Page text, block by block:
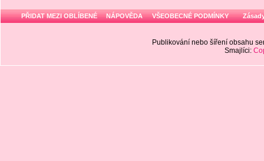
PŘIDAT MEZI OBLÍBENÉ NÁPOVĚDA VŠEOBECNÉ PODMÍNKY
Publikování nebo šíření obsahu
Smajlíci: